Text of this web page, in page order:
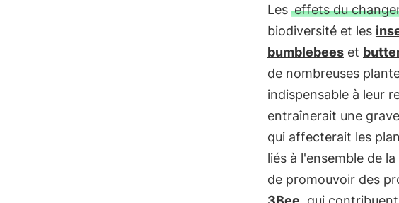
Les effets du
biodiversité et les
bumblebeeset
de nombreuses
indispensable à leur
entraînerait une grave
qui affecterait les
liés à l'ensemble de
de promouvoir des